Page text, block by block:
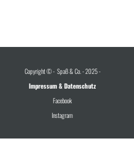
Copyright © - Spaß & Co. - 2025 -
Impressum & Datenschutz
Facebook
Instagram